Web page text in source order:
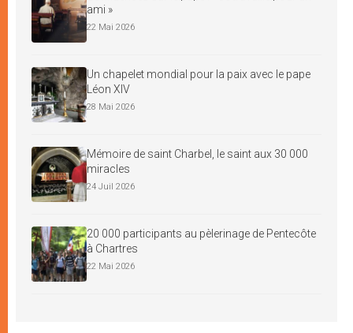
ami »
22 Mai 2026
Un chapelet mondial pour la paix avec le pape
Léon XIV
28 Mai 2026
Mémoire de saint Charbel, le saint aux 30 000
miracles
24 Juil 2026
20 000 participants au pèlerinage de Pentecôte
à Chartres
22 Mai 2026